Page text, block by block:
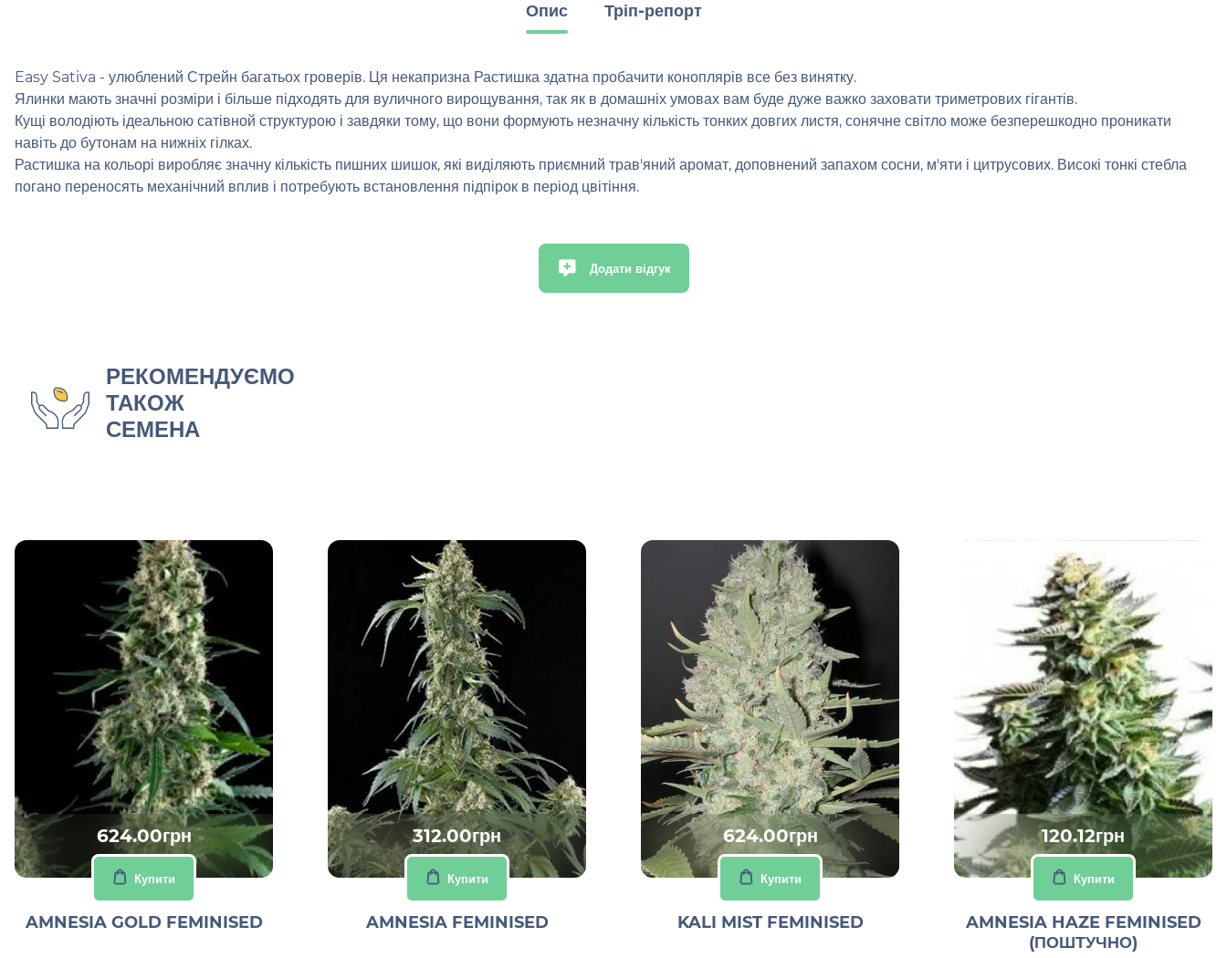
Опис Тріп-репорт
Easy Sativa - улюблений Стрейн багатьох гроверів. Ця некапризна Растишка здатна пробачити коноплярів все без винятку.
Ялинки мають значні розміри і більше підходять для вуличного вирощування, так як в домашніх умовах вам буде дуже важко заховати триметрових гігантів.
Кущі володіють ідеальною сатівной структурою і завдяки тому, що вони формують незначну кількість тонких довгих листя, сонячне світло може безперешкодно проникати
навіть до бутонам на нижніх гілках.
Растишка на кольорі виробляє значну кількість пишних шишок, які виділяють приємний трав'яний аромат, доповнений запахом сосни, м'яти і цитрусових. Високі тонкі стебла
погано переносять механічний вплив і потребують встановлення підпірок в період цвітіння.
Додати відгук
РЕКОМЕНДУЄМО
ТАКОЖ
СЕМЕНА
624.00грн
Купити
AMNESIA GOLD FEMINISED
312.00грн
Купити
AMNESIA FEMINISED
624.00грн
Купити
KALI MIST FEMINISED
120.12грн
Купити
AMNESIA HAZE FEMINISED
(ПОШТУЧНО)